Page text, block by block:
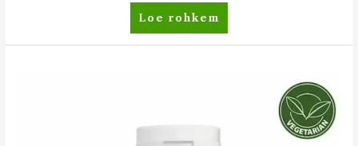
Nutrilite™
Metabolism*
Loe rohkem